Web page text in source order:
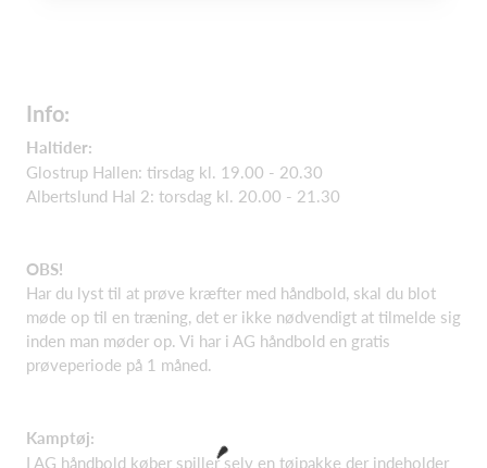
Info:
Haltider:
Glostrup Hallen: tirsdag kl. 19.00 - 20.30
Albertslund Hal 2: torsdag kl. 20.00 - 21.30
OBS!
Har du lyst til at prøve kræfter med håndbold, skal du blot
møde op til en træning, det er ikke nødvendigt at tilmelde sig
inden man møder op. Vi har i AG håndbold en gratis
prøveperiode på 1 måned.
Kamptøj:
I AG håndbold køber spiller selv en tøjpakke der indeholder